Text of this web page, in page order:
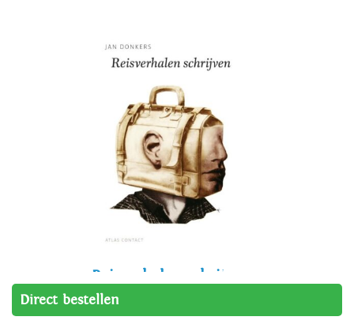
Direct bestellen
Reisverhalen schrijven